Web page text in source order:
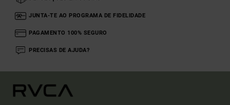
JUNTA-TE AO PROGRAMA DE FIDELIDADE
PAGAMENTO 100% SEGURO
PRECISAS DE AJUDA?